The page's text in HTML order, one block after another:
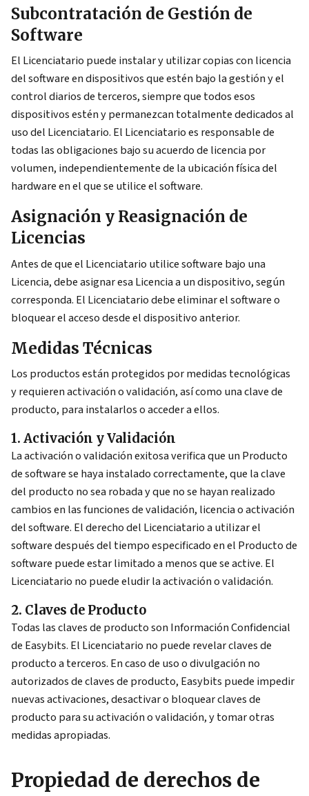
Subcontratación de Gestión de
Software
El Licenciatario puede instalar y utilizar copias con licencia
del software en dispositivos que estén bajo la gestión y el
control diarios de terceros, siempre que todos esos
dispositivos estén y permanezcan totalmente dedicados al
uso del Licenciatario. El Licenciatario es responsable de
todas las obligaciones bajo su acuerdo de licencia por
volumen, independientemente de la ubicación física del
hardware en el que se utilice el software.
Asignación y Reasignación de
Licencias
Antes de que el Licenciatario utilice software bajo una
Licencia, debe asignar esa Licencia a un dispositivo, según
corresponda. El Licenciatario debe eliminar el software o
bloquear el acceso desde el dispositivo anterior.
Medidas Técnicas
Los productos están protegidos por medidas tecnológicas
y requieren activación o validación, así como una clave de
producto, para instalarlos o acceder a ellos.
1. Activación y Validación
La activación o validación exitosa verifica que un Producto
de software se haya instalado correctamente, que la clave
del producto no sea robada y que no se hayan realizado
cambios en las funciones de validación, licencia o activación
del software. El derecho del Licenciatario a utilizar el
software después del tiempo especificado en el Producto de
software puede estar limitado a menos que se active. El
Licenciatario no puede eludir la activación o validación.
2. Claves de Producto
Todas las claves de producto son Información Confidencial
de Easybits. El Licenciatario no puede revelar claves de
producto a terceros. En caso de uso o divulgación no
autorizados de claves de producto, Easybits puede impedir
nuevas activaciones, desactivar o bloquear claves de
producto para su activación o validación, y tomar otras
medidas apropiadas.
Propiedad de derechos de